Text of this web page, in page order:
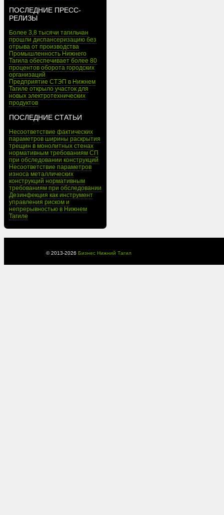
ПОСЛЕДНИЕ ПРЕСС-
РЕЛИЗЫ
Более 3,8 тысячи тагильчан
прошли диспансеризацию без
отрыва от производства
Промышленность Нижнего
Тагила обеспечивает более 80
процентов оборота городских
организаций
Предприятие СТЭП в Нижнем
Тагиле открыло участок для
новых электротехнических
продуктов
ПОСЛЕДНИЕ СТАТЬИ
Несоответствие фактических
параметров ширины раскрытия
трещин в монолитных стенах
нормативным требованиям СП
при обследовании конструкций
Несоответствие параметров
износа металлических
конструкций нормативным
требованиям при обследовании
Дезинфекция как инструмент
управления риском и
непрерывностью в Нижнем
Тагиле
© 2013-2026 Бизнес Нижний Тагил